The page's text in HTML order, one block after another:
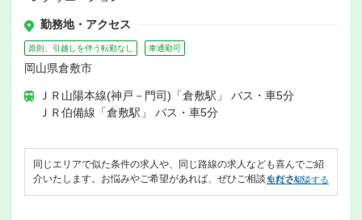
勤務地・アクセス
原則、引越しを伴う転勤なし 車通勤可
岡山県倉敷市
ＪＲ山陽本線(神戸－門司)「倉敷駅」 バス・車5分
ＪＲ伯備線「倉敷駅」 バス・車5分
同じエリアで似た条件の求人や、同じ路線の求人なども喜んでご紹
介いたします。お悩みやご希望があれば、ぜひご相談ください。
無料で相談する